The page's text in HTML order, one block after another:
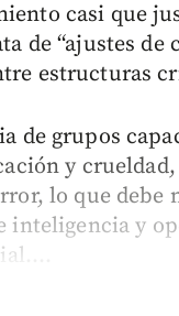
casi que
de “ajustes de
estructuras
de grupos
y crueldad,
lo que debe
inteligencia y